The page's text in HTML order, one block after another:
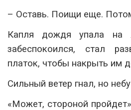
– Оставь. Поищи еще.
Капля дождя упала на
забеспокоился, стал
платок, чтобы накрыть им
Сильный ветер гнал, но
«Может, стороной